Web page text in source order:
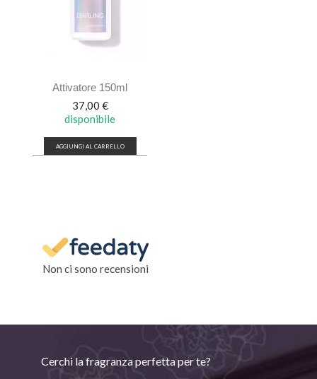
Attivatore 150ml
Prezzo
37,00 €
disponibile
AGGIUNGI AL CARRELLO
Non ci sono recensioni
Cerchi la fragranza perfetta per te?